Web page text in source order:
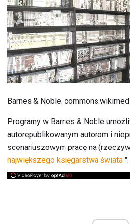
Barnes & Noble.
Programy w Barnes & Noble
autorepublikowanym autorom i
scenariuszowym pracę na
największego księgarstwa świata ".